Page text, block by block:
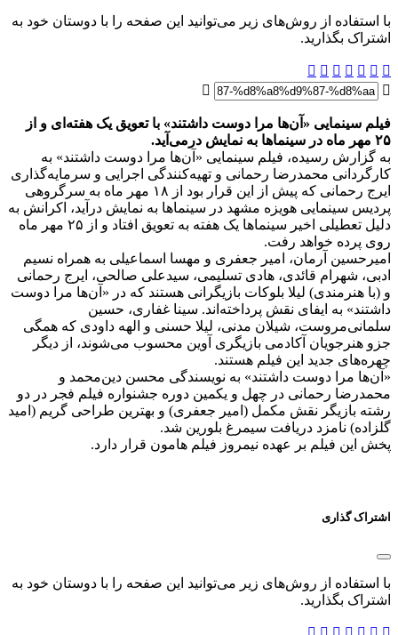
با استفاده از روش‌های زیر می‌توانید این صفحه را با دوستان خود به
اشتراک بگذارید.
فیلم سینمایی «آن‌ها مرا دوست داشتند» با تعویق یک هفته‌ای و از
۲۵ مهر ماه در سینماها به نمایش درمی‌آید.
به گزارش رسیده، فیلم سینمایی «آن‌ها مرا دوست داشتند» به
کارگردانی محمدرضا رحمانی و تهیه‌کنندگی اجرایی و سرمایه‌گذاری
ایرج رحمانی که پیش از این قرار بود از ۱۸ مهر ماه به سرگروهی
پردیس سینمایی هویزه مشهد در سینماها به نمایش درآید، اکرانش به
دلیل تعطیلی اخیر سینماها یک هفته به تعویق افتاد و از ۲۵ مهر ماه
روی پرده خواهد رفت.
امیرحسین آرمان، امیر جعفری و مهسا اسماعیلی به همراه نسیم
ادبی، شهرام قائدی، هادی تسلیمی، سیدعلی صالحی، ایرج رحمانی
و (با هنرمندی) لیلا بلوکات بازیگرانی هستند که در «آن‌ها مرا دوست
داشتند» به ایفای نقش پرداخته‌اند. سینا غفاری، حسین
سلمانی‌مروست، شیلان مدنی، لیلا حسنی و الهه داودی که همگی
جزو هنرجویان آکادمی بازیگری آوین محسوب می‌شوند، از دیگر
چهره‌های جدید این فیلم هستند.
«آن‌ها مرا دوست داشتند» به نویسندگی محسن دین‌محمد و
محمدرضا رحمانی در چهل و یکمین دوره جشنواره فیلم فجر در دو
رشته بازیگر نقش مکمل (امیر جعفری) و بهترین طراحی گریم (امید
گلزاده) نامزد دریافت سیمرغ بلورین شد.
پخش این فیلم بر عهده نیمروز فیلم هامون قرار دارد.
اشتراک گذاری
با استفاده از روش‌های زیر می‌توانید این صفحه را با دوستان خود به
اشتراک بگذارید.